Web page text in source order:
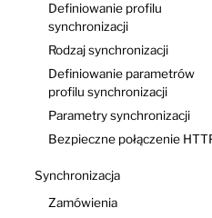
Definiowanie profilu
synchronizacji
Rodzaj synchronizacji
Definiowanie parametrów
profilu synchronizacji
Parametry synchronizacji
Bezpieczne połączenie
Synchronizacja
Zamówienia